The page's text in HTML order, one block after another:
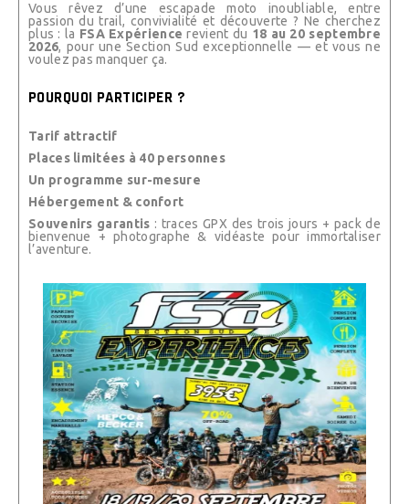
Vous rêvez d’une escapade moto inoubliable, entre
passion du trail, convivialité et découverte ? Ne cherchez
plus : la FSA Expérience revient du 18 au 20 septembre
2026, pour une Section Sud exceptionnelle — et vous ne
voulez pas manquer ça.
POURQUOI PARTICIPER ?
Tarif attractif
Places limitées à 40 personnes
Un programme sur-mesure
Hébergement & confort
Souvenirs garantis : traces GPX des trois jours + pack de
bienvenue + photographe & vidéaste pour immortaliser
l’aventure.